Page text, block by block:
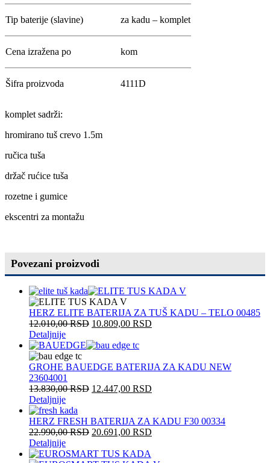
Tip baterije (slavine) za kadu – komplet
Cena izražena po kom
Šifra proizvoda 4111D
komplet sadrži:
hromirano tuš crevo 1.5m
ručica tuša
držač rućice tuša
rozetne i gumice
ekscentri za montažu
Povezani proizvodi
HERZ ELITE BATERIJA ZA TUŠ KADU – TELO 00485
12.010,00RSD 10.809,00 RSD
Detaljnije
GROHE BAUEDGE BATERIJA ZA KADU NEW
23604001
13.830,00RSD 12.447,00 RSD
Detaljnije
HERZ FRESH BATERIJA ZA KADU F30 00334
22.990,00RSD 20.691,00 RSD
Detaljnije